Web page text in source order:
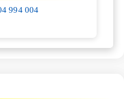
994 004